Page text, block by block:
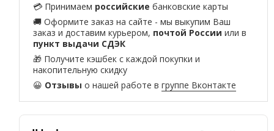
💳 Принимаем российские банковские карты
🚚 Оформите заказ на сайте - мы выкупим Ваш
заказ и доставим курьером, почтой России или в
пункт выдачи СДЭК
🎁 Получите кэшбек с каждой покупки и
накопительную скидку
😀 Отзывы о нашей работе вгруппе Вконтакте